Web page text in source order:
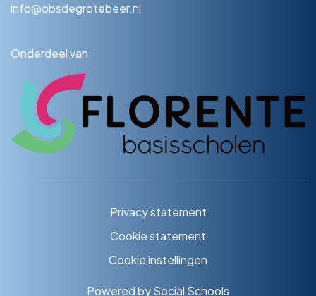
info@obsdegrotebeer.nl
Onderdeel van
Privacy statement
Cookie statement
Cookie instellingen
Powered bySocial Schools